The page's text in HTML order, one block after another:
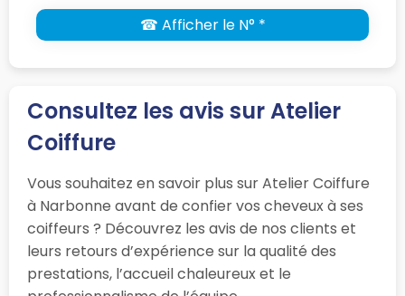
☎ Afficher le N° *
Consultez les avis sur Atelier
Coiffure
Vous souhaitez en savoir plus sur Atelier Coiffure
à Narbonne avant de confier vos cheveux à ses
coiffeurs ? Découvrez les avis de nos clients et
leurs retours d’expérience sur la qualité des
prestations, l’accueil chaleureux et le